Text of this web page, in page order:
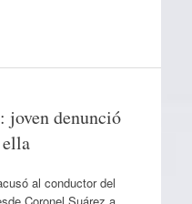
joven denunció
al conductor del
Coronel Suárez a